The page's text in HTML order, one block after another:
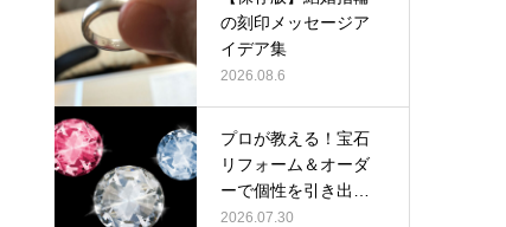
の刻印メッセージア
イデア集
2026.08.6
プロが教える！宝石
リフォーム＆オーダ
ーで個性を引き出す
組み合わせテ…
2026.07.30